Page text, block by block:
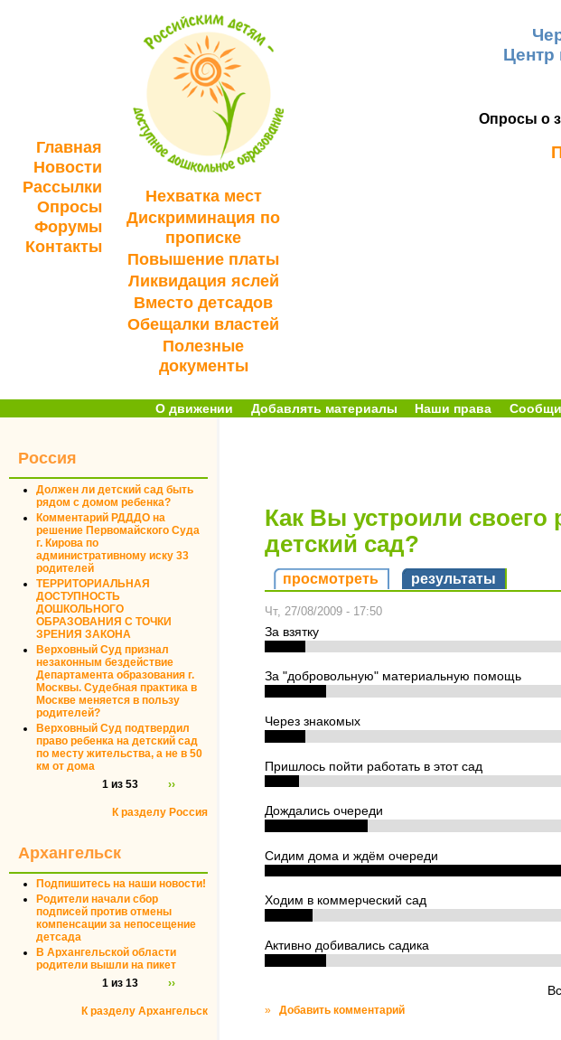
Главная
Новости
Рассылки
Опросы
Форумы
Контакты
Нехватка мест
Дискриминация по
прописке
Повышение платы
Ликвидация яслей
Вместо детсадов
Обещалки властей
Полезные
документы
Опросы о
О движении Добавлять материалы Наши права Сообщи
Россия
Должен ли детский сад быть
рядом с домом ребенка?
Комментарий РДДДО на
решение Первомайского Суда
г. Кирова по
административному иску 33
родителей
ТЕРРИТОРИАЛЬНАЯ
ДОСТУПНОСТЬ
ДОШКОЛЬНОГО
ОБРАЗОВАНИЯ С ТОЧКИ
ЗРЕНИЯ ЗАКОНА
Верховный Суд признал
незаконным бездействие
Департамента образования г.
Москвы. Судебная практика в
Москве меняется в пользу
родителей?
Верховный Суд подтвердил
право ребенка на детский сад
по месту жительства, а не в 50
км от дома
1 из 53
››
К разделу Россия
Архангельск
Подпишитесь на наши новости!
Родители начали сбор
подписей против отмены
компенсации за непосещение
детсада
В Архангельской области
родители вышли на пикет
1 из 13
››
К разделу Архангельск
Как Вы устроили своего
детский сад?
просмотреть результаты
Чт, 27/08/2009 - 17:50
За взятку
За "добровольную" материальную помощь
Через знакомых
Пришлось пойти работать в этот сад
Дождались очереди
Сидим дома и ждём очереди
Ходим в коммерческий сад
Активно добивались садика
» Добавить комментарий